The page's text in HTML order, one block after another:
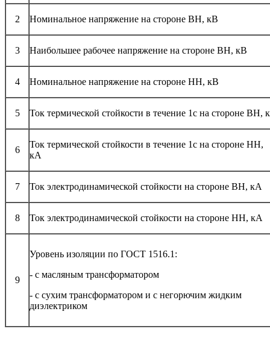
2 Номинальное напряжение на стороне ВН, кВ
3 Наибольшее рабочее напряжение на стороне ВН, кВ
4 Номинальное напряжение на стороне НН, кВ
5 Ток термической стойкости в течение 1с на стороне ВН,
6
Ток термической стойкости в течение 1с на стороне НН,
кА
7 Ток электродинамической стойкости на стороне ВН, кА
8 Ток электродинамической стойкости на стороне НН, кА
9
Уровень изоляции по ГОСТ 1516.1:
- с масляным трансформатором
- с сухим трансформатором и с негорючим жидким
диэлектриком